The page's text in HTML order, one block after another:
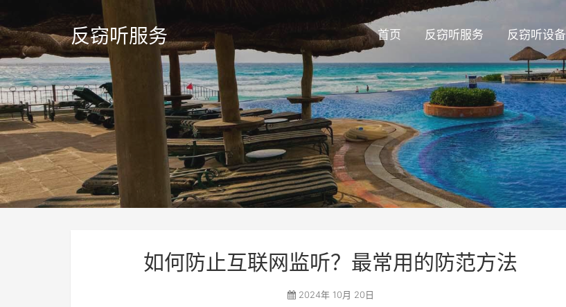
反窃听服务 首页 反窃听服务 反窃听设备
如何防止互联网监听？最常用的防范方法
2024年 10月 20日